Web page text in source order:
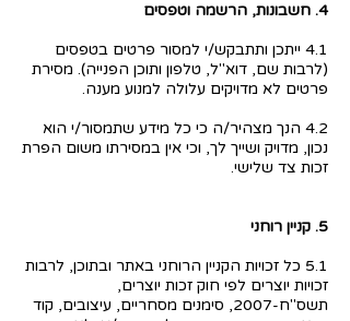
4. חשבונות, הרשמה וטפסים
4.1 ייתכן ותתבקש/י למסור פרטים בטפסים
(לרבות שם, דוא"ל, טלפון ותוכן הפנייה). מסירת
פרטים לא מדויקים עלולה למנוע מענה.
4.2 הנך מצהיר/ה כי כל מידע שתמסור/י הוא
נכון, מדויק ושייך לך, וכי אין במסירתו משום הפרת
זכות צד שלישי.
5. קניין רוחני
5.1 כל זכויות הקניין הרוחני באתר ובתוכן, לרבות
זכויות יוצרים לפי חוק זכות יוצרים,
תשס"ח-2007, סימנים מסחריים, עיצובים, קוד